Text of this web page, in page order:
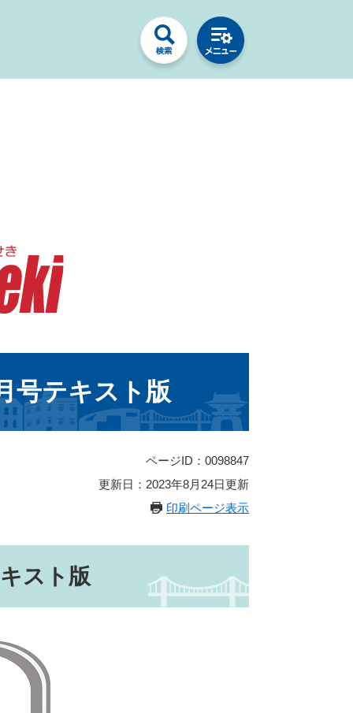
号テキスト版
ページID：0098847
更新日：2023年8月24日更新
印刷ページ表示
スト版